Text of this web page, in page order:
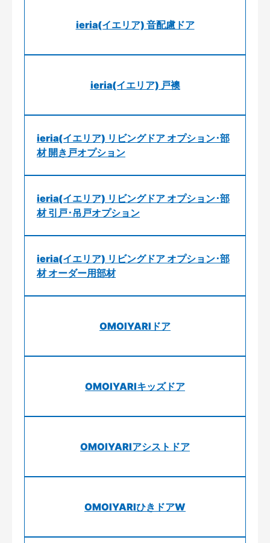
ieria(イエリア) 音配慮ドア
ieria(イエリア) 戸襖
ieria(イエリア) リビングドア オプション･部
材 開き戸オプション
ieria(イエリア) リビングドア オプション･部
材 引戸･吊戸オプション
ieria(イエリア) リビングドア オプション･部
材 オーダー用部材
OMOIYARIドア
OMOIYARIキッズドア
OMOIYARIアシストドア
OMOIYARIひきドアW